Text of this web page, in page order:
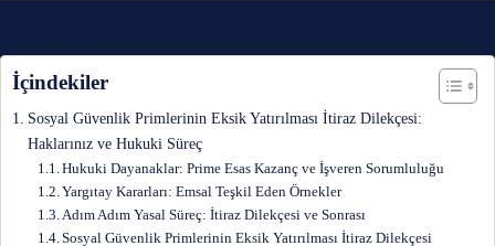
İçindekiler
Sosyal Güvenlik Primlerinin Eksik Yatırılması İtiraz Dilekçesi:
Haklarınız ve Hukuki Süreç
Hukuki Dayanaklar: Prime Esas Kazanç ve İşveren Sorumluluğu
Yargıtay Kararları: Emsal Teşkil Eden Örnekler
Adım Adım Yasal Süreç: İtiraz Dilekçesi ve Sonrası
Sosyal Güvenlik Primlerinin Eksik Yatırılması İtiraz Dilekçesi